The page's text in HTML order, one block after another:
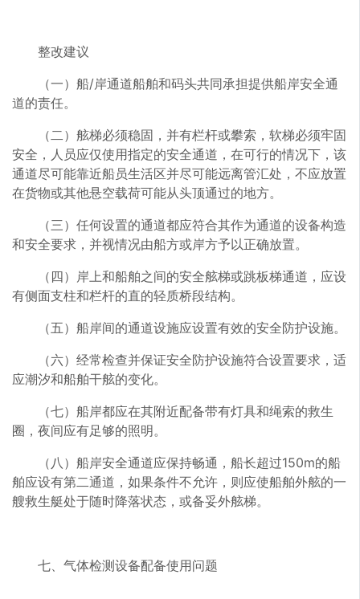
整改建议
（一）船/岸通道船舶和码头共同承担提供船岸安全通
道的责任。
（二）舷梯必须稳固，并有栏杆或攀索，软梯必须牢固
安全，人员应仅使用指定的安全通道，在可行的情况下，该
通道尽可能靠近船员生活区并尽可能远离管汇处，不应放置
在货物或其他悬空载荷可能从头顶通过的地方。
（三）任何设置的通道都应符合其作为通道的设备构造
和安全要求，并视情况由船方或岸方予以正确放置。
（四）岸上和船舶之间的安全舷梯或跳板梯通道，应设
有侧面支柱和栏杆的直的轻质桥段结构。
（五）船岸间的通道设施应设置有效的安全防护设施。
（六）经常检查并保证安全防护设施符合设置要求，适
应潮汐和船舶干舷的变化。
（七）船岸都应在其附近配备带有灯具和绳索的救生
圈，夜间应有足够的照明。
（八）船岸安全通道应保持畅通，船长超过150m的船
舶应设有第二通道，如果条件不允许，则应使船舶外舷的一
艘救生艇处于随时降落状态，或备妥外舷梯。
七、气体检测设备配备使用问题